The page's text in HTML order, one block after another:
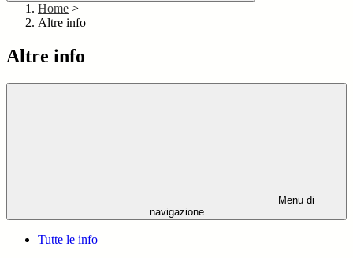
Home >
Altre info
Altre info
Menu di
navigazione
Tutte le info